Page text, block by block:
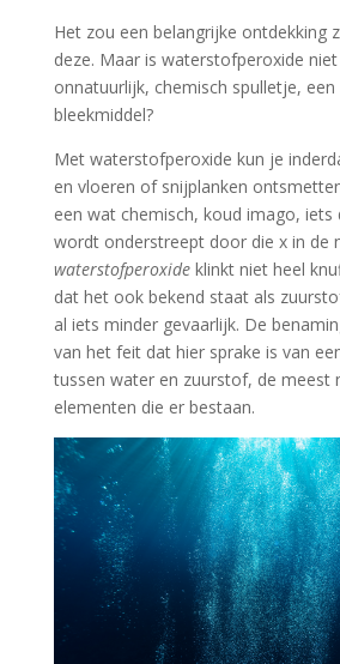
Het zou een belangrijke ontdekking
deze. Maar is waterstofperoxide
onnatuurlijk, chemisch spulletje,
bleekmiddel?
Met waterstofperoxide kun je
en vloeren of snijplanken
een wat chemisch, koud imago, iets
wordt onderstreept door die x in de
waterstofperoxideklinkt niet heel
dat het ook bekend staat als
al iets minder gevaarlijk. De
van het feit dat hier sprake is van
tussen water en zuurstof, de meest
elementen die er bestaan.